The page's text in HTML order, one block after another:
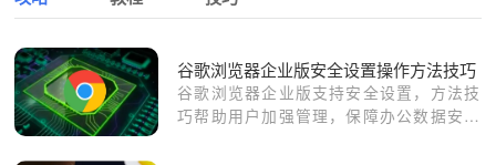
谷歌浏览器企业版安全设置操作方法技巧
谷歌浏览器企业版支持安全设置，方法技
巧帮助用户加强管理，保障办公数据安全